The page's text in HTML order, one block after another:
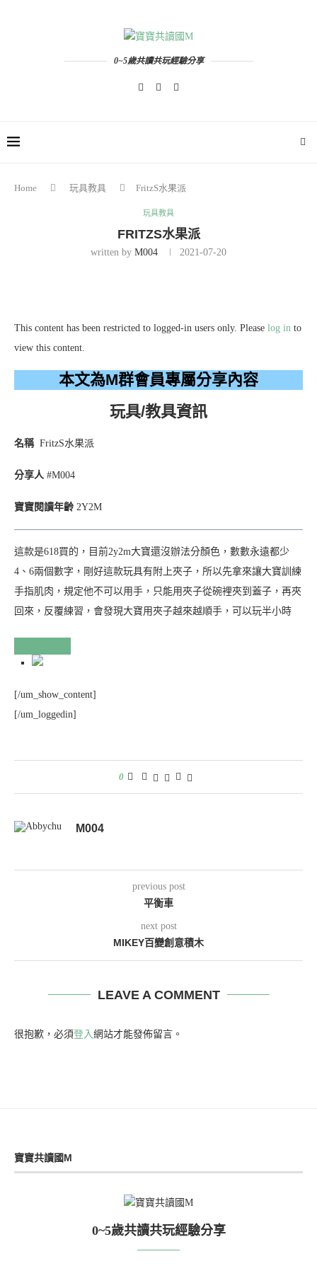
0~5歲共讀共玩經驗分享
Home 玩具教具 FritzS水果派
玩具教具
FRITZS水果派
written by M004 2021-07-20
This content has been restricted to logged-in users only. Please log in to
view this content.
本文為M群會員專屬分享內容
玩具/教具資訊
名稱 FritzS水果派
分享人 #M004
寶寶閱讀年齡 2Y2M
這款是618買的，目前2y2m大寶還沒辦法分顏色，數數永遠都少
4、6兩個數字，剛好這款玩具有附上夾子，所以先拿來讓大寶訓練
手指肌肉，規定他不可以用手，只能用夾子從碗裡夾到蓋子，再夾
回來，反覆練習，會發現大寶用夾子越來越順手，可以玩半小時
[/um_show_content]
[/um_loggedin]
0
M004
previous post
平衡車
next post
MIKEY百變創意積木
LEAVE A COMMENT
很抱歉，必須登入網站才能發佈留言。
寶寶共讀國M
0~5歲共讀共玩經驗分享